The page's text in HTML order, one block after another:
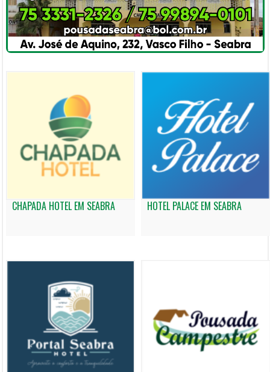
CHAPADA HOTEL EM SEABRA HOTEL PALACE EM SEABRA